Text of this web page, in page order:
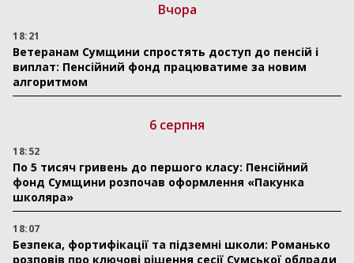
Вчора
18:21
Ветеранам Сумщини спростять доступ до пенсій і
виплат: Пенсійний фонд працюватиме за новим
алгоритмом
6 серпня
18:52
По 5 тисяч гривень до першого класу: Пенсійний
фонд Сумщини розпочав оформлення «Пакунка
школяра»
18:07
Безпека, фортифікації та підземні школи: Романько
розповів про ключові рішення сесії Сумської облради